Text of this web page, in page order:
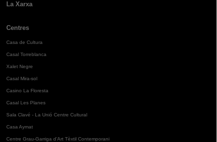
La Xarxa
Centres
Casa de Cultura
Casal Torreblanca
Xalet Negre
Casal Mira-sol
Casino La Floresta
Casal Les Planes
Sala Clavé - La Unió Centre Cultural
Casa Aymat
Centre Grau-Garriga d'Art Tèxtil Contemporani